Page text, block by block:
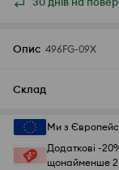
Опис 496FG-09X
Склад
Ми з
Додаткові -
щонайменше 2